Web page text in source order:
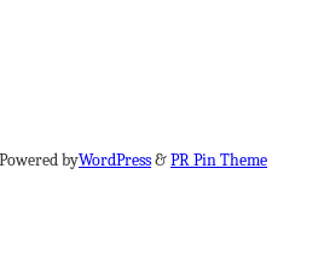
byWordPress&PR Pin Theme